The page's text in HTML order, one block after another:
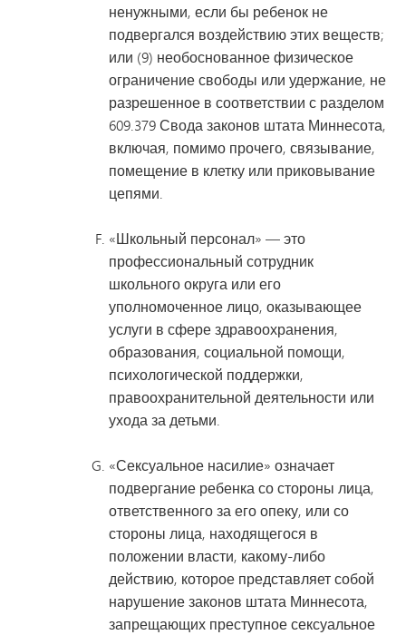
ненужными, если бы ребенок не
подвергался воздействию этих веществ;
или (9) необоснованное физическое
ограничение свободы или удержание, не
разрешенное в соответствии с разделом
609.379 Свода законов штата Миннесота,
включая, помимо прочего, связывание,
помещение в клетку или приковывание
цепями.
«Школьный персонал» — это
профессиональный сотрудник
школьного округа или его
уполномоченное лицо, оказывающее
услуги в сфере здравоохранения,
образования, социальной помощи,
психологической поддержки,
правоохранительной деятельности или
ухода за детьми.
«Сексуальное насилие» означает
подвергание ребенка со стороны лица,
ответственного за его опеку, или со
стороны лица, находящегося в
положении власти, какому-либо
действию, которое представляет собой
нарушение законов штата Миннесота,
запрещающих преступное сексуальное